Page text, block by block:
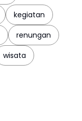
kegiatan
renungan
wisata